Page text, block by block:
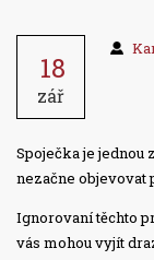
18
zář
Spoječka je jednou
nezačne objevovat
Ignorovaní těchto
vás mohou vyjít